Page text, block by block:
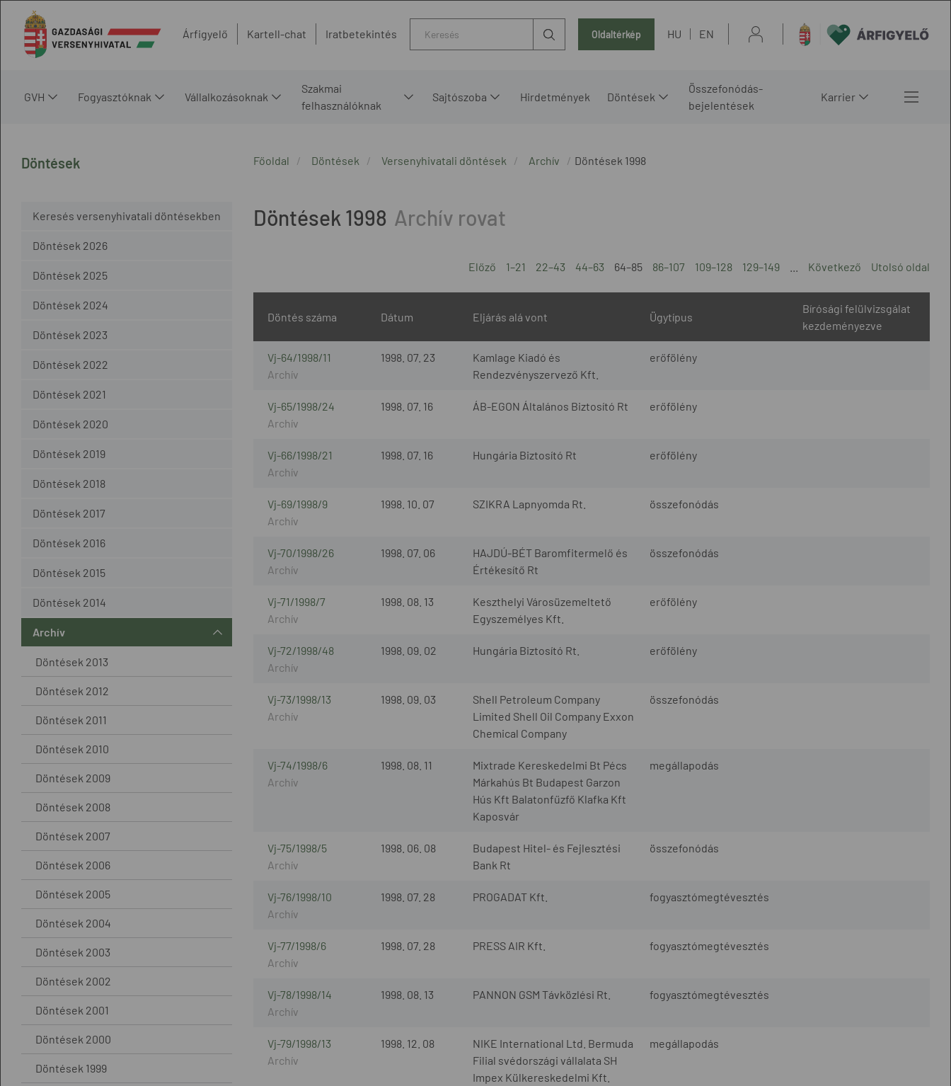
Árfigyelő Kartell-chat Iratbetekintés Oldaltérkép HU EN
GVH Fogyasztóknak Vállalkozásoknak
Szakmai
felhasználóknak
Sajtószoba Hirdetmények Döntések
Összefonódás-
bejelentések
Karrier
Döntések
Keresés versenyhivatali döntésekben
Döntések 2026
Döntések 2025
Döntések 2024
Döntések 2023
Döntések 2022
Döntések 2021
Döntések 2020
Döntések 2019
Döntések 2018
Döntések 2017
Döntések 2016
Döntések 2015
Döntések 2014
Archív
Döntések 2013
Döntések 2012
Döntések 2011
Döntések 2010
Döntések 2009
Döntések 2008
Döntések 2007
Döntések 2006
Döntések 2005
Döntések 2004
Döntések 2003
Döntések 2002
Döntések 2001
Döntések 2000
Döntések 1999
Főoldal Döntések Versenyhivatali döntések Archív Döntések 1998
Döntések 1998
Előző 1–21 22–43 44–63 64–85 86–107 109–128 129–149 Következő Utolsó oldal
Dátum
Döntés száma Eljárás alá vont Ügytípus
Bírósági felülvizsgálat
kezdeményezve
1998. 07. 23
Vj-64/1998/11
Kamlage Kiadó és
Rendezvényszervező Kft.
erőfölény
1998. 07. 16
Vj-65/1998/24 ÁB-EGON Általános Biztosító Rt erőfölény
1998. 07. 16
Vj-66/1998/21 Hungária Biztosító Rt erőfölény
1998. 10. 07
Vj-69/1998/9 SZIKRA Lapnyomda Rt. összefonódás
1998. 07. 06
Vj-70/1998/26
HAJDÚ-BÉT Baromfitermelő és
Értékesítő Rt
összefonódás
1998. 08. 13
Vj-71/1998/7
Keszthelyi Városüzemeltető
Egyszemélyes Kft.
erőfölény
1998. 09. 02
Vj-72/1998/48 Hungária Biztosító Rt. erőfölény
1998. 09. 03
Vj-73/1998/13
Shell Petroleum Company
Limited Shell Oil Company Exxon
Chemical Company
összefonódás
1998. 08. 11
Vj-74/1998/6
Mixtrade Kereskedelmi Bt Pécs
Márkahús Bt Budapest Garzon
Hús Kft Balatonfűzfő Klafka Kft
Kaposvár
megállapodás
1998. 06. 08
Vj-75/1998/5
Budapest Hitel- és Fejlesztési
Bank Rt
összefonódás
1998. 07. 28
Vj-76/1998/10 PROGADAT Kft. fogyasztómegtévesztés
1998. 07. 28
Vj-77/1998/6 PRESS AIR Kft. fogyasztómegtévesztés
1998. 08. 13
Vj-78/1998/14 PANNON GSM Távközlési Rt. fogyasztómegtévesztés
1998. 12. 08
Vj-79/1998/13
NIKE International Ltd. Bermuda
Filial svédországi vállalata SH
Impex Külkereskedelmi Kft.
megállapodás